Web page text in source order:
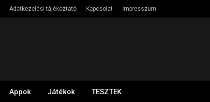
Adatkezelési tájékoztató Kapcsolat Impresszum
Appok Játékok TESZTEK